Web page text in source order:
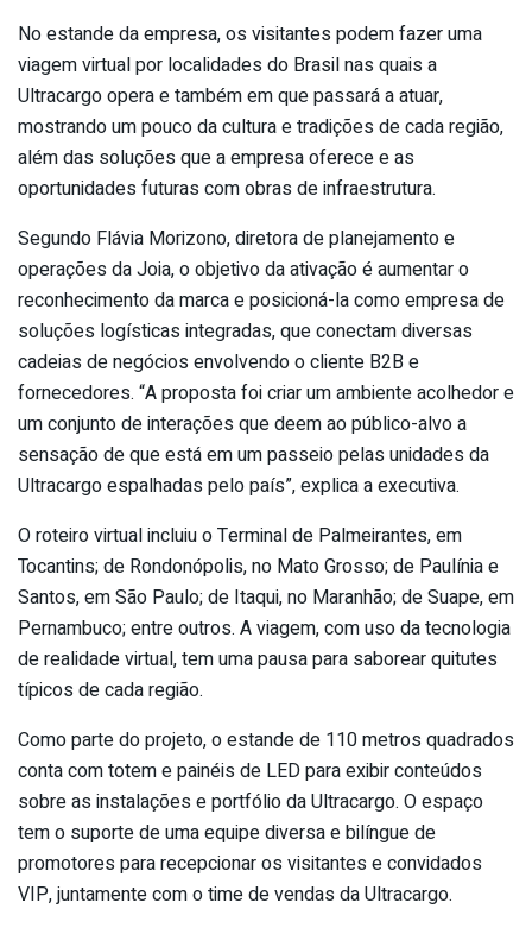
No estande da empresa, os visitantes podem fazer uma
viagem virtual por localidades do Brasil nas quais a
Ultracargo opera e também em que passará a atuar,
mostrando um pouco da cultura e tradições de cada região,
além das soluções que a empresa oferece e as
oportunidades futuras com obras de infraestrutura.
Segundo Flávia Morizono, diretora de planejamento e
operações da Joia, o objetivo da ativação é aumentar o
reconhecimento da marca e posicioná-la como empresa de
soluções logísticas integradas, que conectam diversas
cadeias de negócios envolvendo o cliente B2B e
fornecedores. “A proposta foi criar um ambiente acolhedor e
um conjunto de interações que deem ao público-alvo a
sensação de que está em um passeio pelas unidades da
Ultracargo espalhadas pelo país”, explica a executiva.
O roteiro virtual incluiu o Terminal de Palmeirantes, em
Tocantins; de Rondonópolis, no Mato Grosso; de Paulínia e
Santos, em São Paulo; de Itaqui, no Maranhão; de Suape, em
Pernambuco; entre outros. A viagem, com uso da tecnologia
de realidade virtual, tem uma pausa para saborear quitutes
típicos de cada região.
Como parte do projeto, o estande de 110 metros quadrados
conta com totem e painéis de LED para exibir conteúdos
sobre as instalações e portfólio da Ultracargo. O espaço
tem o suporte de uma equipe diversa e bilíngue de
promotores para recepcionar os visitantes e convidados
VIP, juntamente com o time de vendas da Ultracargo.